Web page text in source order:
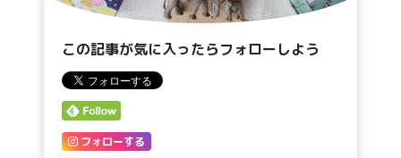
この記事が気に入ったらフォローしよう
フォローする